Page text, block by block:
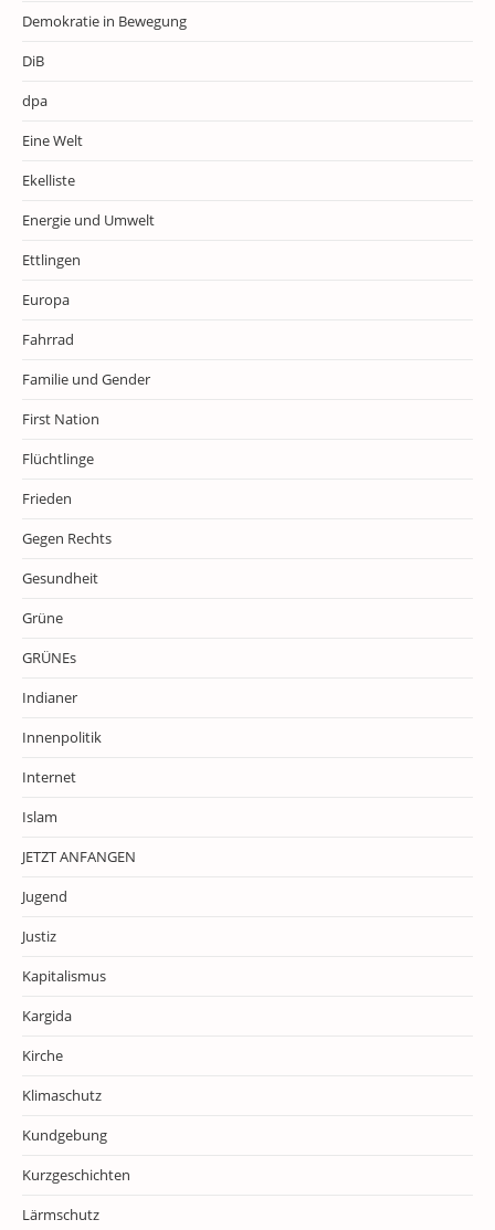
Demokratie in Bewegung
DiB
dpa
Eine Welt
Ekelliste
Energie und Umwelt
Ettlingen
Europa
Fahrrad
Familie und Gender
First Nation
Flüchtlinge
Frieden
Gegen Rechts
Gesundheit
Grüne
GRÜNEs
Indianer
Innenpolitik
Internet
Islam
JETZT ANFANGEN
Jugend
Justiz
Kapitalismus
Kargida
Kirche
Klimaschutz
Kundgebung
Kurzgeschichten
Lärmschutz